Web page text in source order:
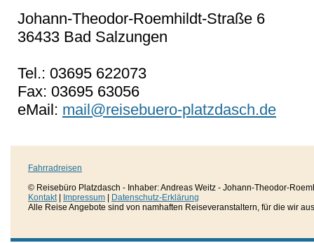
Johann-Theodor-Roemhildt-Straße 6
36433 Bad Salzungen
Tel.: 03695 622073
Fax: 03695 63056
eMail: mail@reisebuero-platzdasch.de
Fahrradreisen
© Reisebüro Platzdasch - Inhaber: Andreas Weitz - Johann-Theodor-
Kontakt| Impressum
Datenschutz-Erklärung
Alle Reise Angebote sind von namhaften Reiseveranstaltern, für die wir